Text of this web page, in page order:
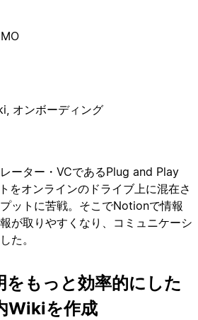
ーター・VCであるPlug and Play
をオンラインのドライブ上に混在さ
ットに苦戦。そこでNotionで情報
が取りやすくなり、コミュニケーシ
た。
をもっと効率的にした
Wikiを作成
オンボーディング